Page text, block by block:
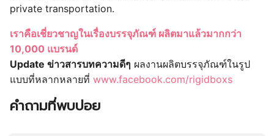
private transportation.
เราคือเชี่ยวชาญในเรื่องบรรจุภัณฑ์ ผลิตมาแล้วมากกว่า
10,000 แบรนด์
Update ข่าวสารบทความดีๆ ผลงานผลิตบรรจุภัณฑ์ในรูป
แบบที่หลากหลายที่ www.facebook.com/rigidboxs
คำถามที่พบบ่อย